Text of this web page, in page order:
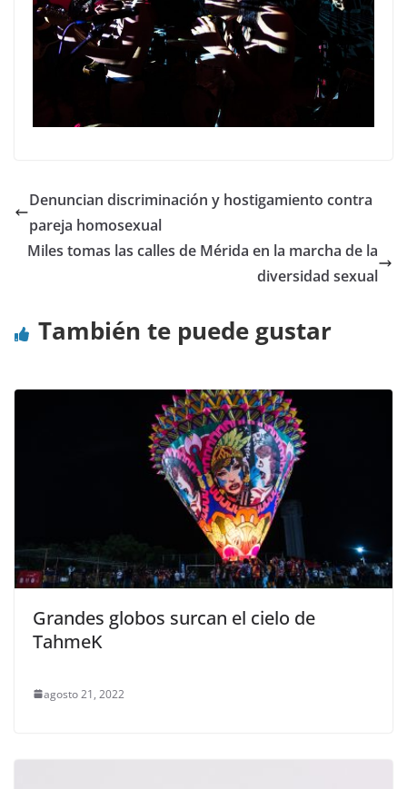
Denuncian discriminación y hostigamiento contra
pareja homosexual
Miles tomas las calles de Mérida en la marcha de la
diversidad sexual
También te puede gustar
Grandes globos surcan el cielo de
TahmeK
agosto 21, 2022